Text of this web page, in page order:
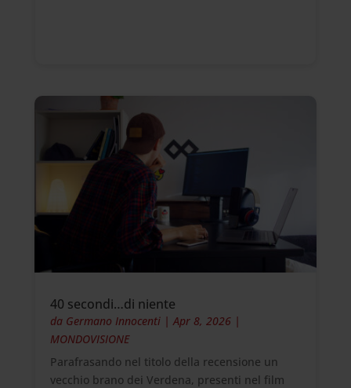
40 secondi…di niente
da Germano Innocenti|Apr 8, 2026|
MONDOVISIONE
Parafrasando nel titolo della recensione un
vecchio brano dei Verdena, presenti nel film